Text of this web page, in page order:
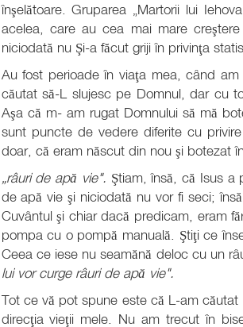
înşelătoare. Gruparea „Martorii lui
acelea, care au cea mai mare
niciodată nu Şi-a făcut griji în privinţa
Au fost perioade în viaţa mea, când
căutat să-L slujesc pe Domnul, dar cu
Aşa că m- am rugat Domnului să mă
sunt puncte de vedere diferite cu
doar, că eram născut din nou şi botezat
„râuri de apă vie". Ştiam, însă, că Isus
de apă vie şi niciodată nu vor fi seci;
Cuvântul şi chiar dacă predicam, eram
pompa cu o pompă manuală. Ştiţi ce
Ceea ce iese nu seamănă deloc cu un
lui vor curge râuri de apă vie".
Tot ce vă pot spune este că L-am
direcţia vieţii mele. Nu am trecut în